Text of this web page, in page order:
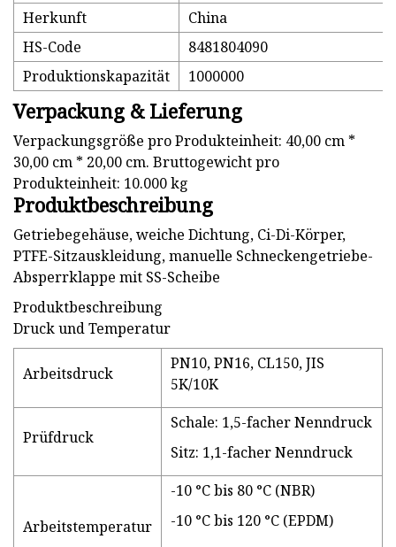
Herkunft
China
HS-Code
8481804090
Produktionskapazität
1000000
Verpackung & Lieferung
Verpackungsgröße pro Produkteinheit: 40,00 cm *
30,00 cm * 20,00 cm. Bruttogewicht pro
Produkteinheit: 10.000 kg
Produktbeschreibung
Getriebegehäuse, weiche Dichtung, Ci-Di-Körper,
PTFE-Sitzauskleidung, manuelle Schneckengetriebe-
Absperrklappe mit SS-Scheibe
Produktbeschreibung
Druck und Temperatur
Arbeitsdruck
PN10, PN16, CL150, JIS
5K/10K
Prüfdruck
Schale: 1,5-facher Nenndruck
Sitz: 1,1-facher Nenndruck
Arbeitstemperatur
-10 °C bis 80 °C (NBR)
-10 °C bis 120 °C (EPDM)